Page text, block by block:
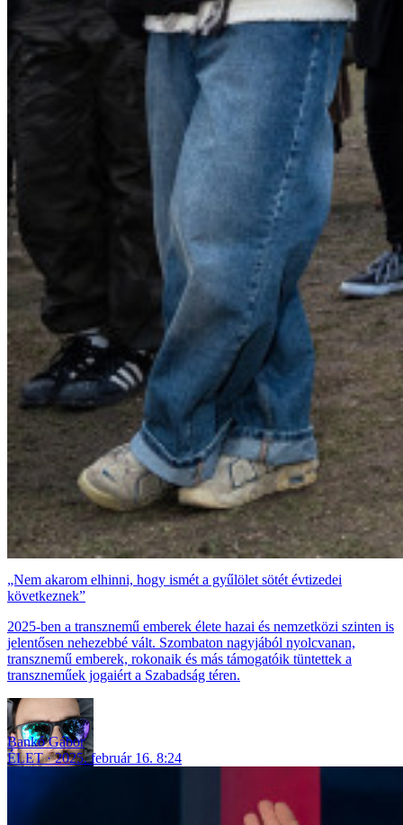
„Nem akarom elhinni, hogy ismét a gyűlölet sötét évtizedei
következnek”
2025-ben a transznemű emberek élete hazai és nemzetközi szinten is
jelentősen nehezebbé vált. Szombaton nagyjából nyolcvanan,
transznemű emberek, rokonaik és más támogatóik tüntettek a
transzneműek jogaiért a Szabadság téren.
Bankó Gábor
ÉLET
2025. február 16. 8:24